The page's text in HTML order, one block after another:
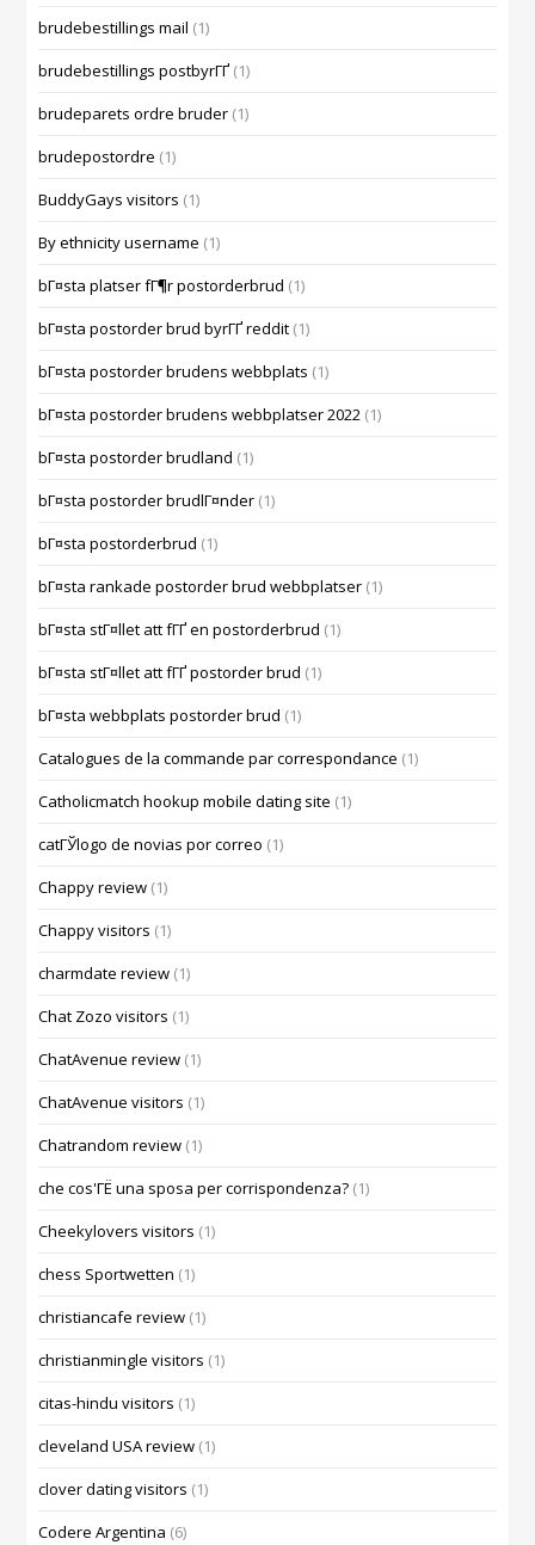
brudebestillings mail (1)
brudebestillings postbyrГҐ (1)
brudeparets ordre bruder (1)
brudepostordre (1)
BuddyGays visitors (1)
By ethnicity username (1)
bГ¤sta platser fГ¶r postorderbrud (1)
bГ¤sta postorder brud byrГҐ reddit (1)
bГ¤sta postorder brudens webbplats (1)
bГ¤sta postorder brudens webbplatser 2022 (1)
bГ¤sta postorder brudland (1)
bГ¤sta postorder brudlГ¤nder (1)
bГ¤sta postorderbrud (1)
bГ¤sta rankade postorder brud webbplatser (1)
bГ¤sta stГ¤llet att fГҐ en postorderbrud (1)
bГ¤sta stГ¤llet att fГҐ postorder brud (1)
bГ¤sta webbplats postorder brud (1)
Catalogues de la commande par correspondance (1)
Catholicmatch hookup mobile dating site (1)
catГЎlogo de novias por correo (1)
Chappy review (1)
Chappy visitors (1)
charmdate review (1)
Chat Zozo visitors (1)
ChatAvenue review (1)
ChatAvenue visitors (1)
Chatrandom review (1)
che cos'ГЁ una sposa per corrispondenza? (1)
Cheekylovers visitors (1)
chess Sportwetten (1)
christiancafe review (1)
christianmingle visitors (1)
citas-hindu visitors (1)
cleveland USA review (1)
clover dating visitors (1)
Codere Argentina (6)